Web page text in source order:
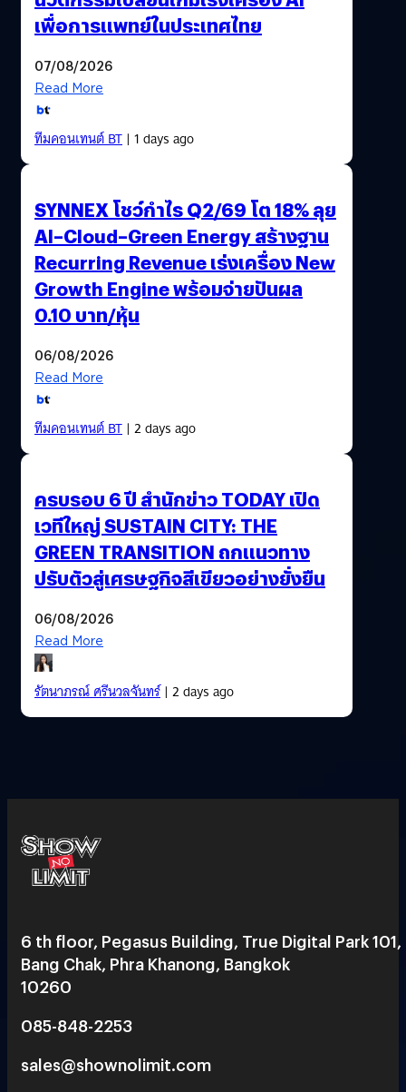
อุปกรณ์พกพาติดตัวไปในวันหยุด…
เพื่อการแพทย์ในประเทศไทย
07/08/2026
Read More
ทีมคอนเทนต์ BT| 1 days ago
SYNNEX โชว์กำไร Q2/69 โต 18% ลุย
AI–Cloud–Green Energy สร้างฐาน
Recurring Revenue เร่งเครื่อง New
Growth Engine พร้อมจ่ายปันผล
0.10 บาท/หุ้น
06/08/2026
Read More
ทีมคอนเทนต์ BT| 2 days ago
ครบรอบ 6 ปี สำนักข่าว TODAY เปิด
เวทีใหญ่ SUSTAIN CITY: THE
GREEN TRANSITION ถกแนวทาง
ปรับตัวสู่เศรษฐกิจสีเขียวอย่างยั่งยืน
06/08/2026
Read More
รัตนาภรณ์ ศรีนวลจันทร์| 2 days ago
6 th floor, Pegasus Building, True Digital Park 101,
Bang Chak, Phra Khanong, Bangkok
10260
085-848-2253
sales@shownolimit.com